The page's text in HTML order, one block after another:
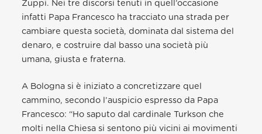
Zuppi. Nei tre discorsi tenuti in quell’occasione
infatti Papa Francesco ha tracciato una strada per
cambiare questa società, dominata dal sistema del
denaro, e costruire dal basso una società più
umana, giusta e fraterna.
A Bologna si è iniziato a concretizzare quel
cammino, secondo l’auspicio espresso da Papa
Francesco: “Ho saputo dal cardinale Turkson che
molti nella Chiesa si sentono più vicini ai movimenti